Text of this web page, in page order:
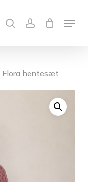
searchaccount Menu
Close
Cart
Flora hentesæt